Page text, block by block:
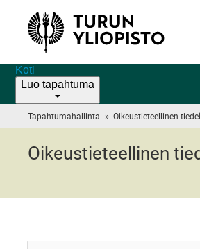
Koti
Luo tapahtuma
Tapahtumahallinta » Oikeustieteellinen
Oikeustieteellinen